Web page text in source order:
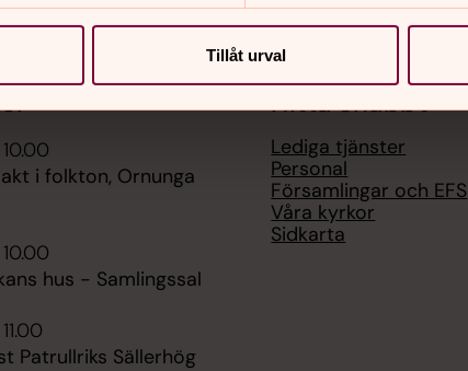
Tillåt urval
i folkton, Ornunga
hus - Samlingssal
Patrullriks Sällerhög
Hitta snabbt
Lediga tjänster
Personal
Församlingar och EFS
Våra kyrkor
Sidkarta